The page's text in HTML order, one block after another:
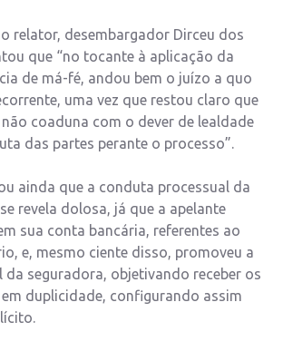
relator, desembargador Dirceu dos
que “no tocante à aplicação da
de má-fé, andou bem o juízo a quo
uma vez que restou claro que
coaduna com o dever de lealdade
das partes perante o processo”.
ainda que a conduta processual da
revela dolosa, já que a apelante
sua conta bancária, referentes ao
e, mesmo ciente disso, promoveu a
da seguradora, objetivando receber os
duplicidade, configurando assim